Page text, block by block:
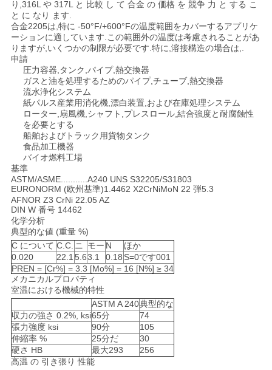
NEWS
地
PRIVACY
POLICY
り,316L や 317L と 比較 し て 合金 の 価格 を 競争 力 と する こ
と に なり ます.
合金2205は,特に -50°F/+600°Fの温度範囲をカバーするアプリケ
ーションに適しています.この範囲外の温度は考慮されることがあ
りますが,いくつかの制限が必要です.特に,溶接構造の場合は,.
申請
圧力容器,タンク,パイプ,熱交換器
ガスと油を処理するためのパイプ,チューブ,熱交換器
流水浄化システム
紙パルス産業用消化機,漂白装置,および在庫処理システム
ローター,扇風機,シャフト,プレスロール,結合強度と耐腐蝕性
を必要とする
船舶およびトラック用貨物タンク
食品加工機器
バイオ燃料工場
基準
ASTM/ASME...........A240 UNS S32205/S31803
EURONORM (欧州基準)1.4462 X2CrNiMoN 22 弾5.3
AFNOR Z3 CrNi 22.05 AZ
DIN W 番号 14462
化学分析
典型的な値 (重量 %)
C について C.C. ニ モー N
ほか
0.020
22.15.63.1 0.18 S=0です001
PREN = [Cr%] = 3.3 [Mo%] = 16 [N%] ≥ 34
メカニカルプロパティ
室温における機械的特性
ASTM A 240典型的な
収力の強さ 0.2%, ksi65分
74
張力強度 ksi
90分
105
伸縮率 %
25分だ
30
硬さ HB
最大293
256
高温 の 引き張り 性能